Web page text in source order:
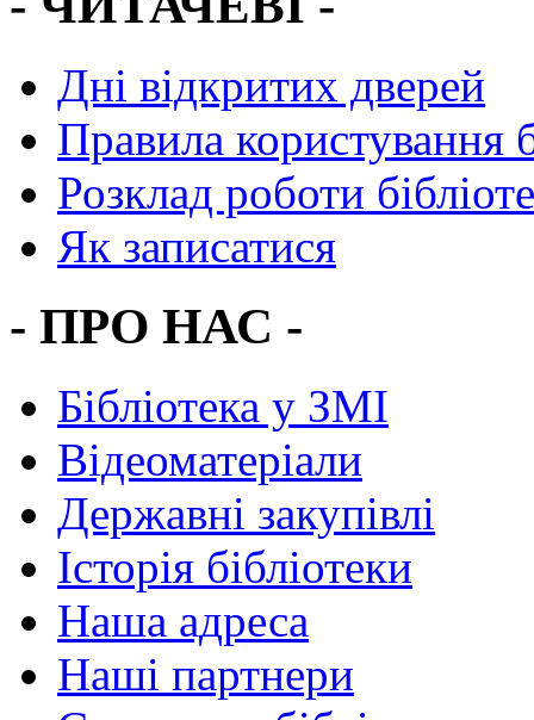
Дні відкритих дверей
Правила користування
Розклад роботи
Як записатися
- ПРО НАС -
Бібліотека у ЗМІ
Відеоматеріали
Державні закупівлі
Історія бібліотеки
Наша адреса
Наші партнери